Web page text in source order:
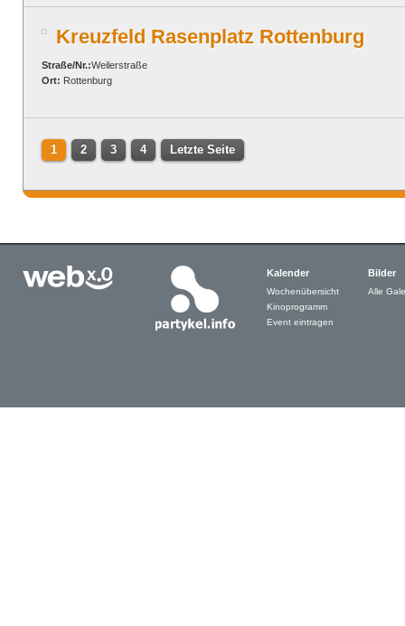
Kreuzfeld Rasenplatz Rottenburg
Straße/Nr.:Weilerstraße
Ort: Rottenburg
1 2 3 4 Letzte Seite
Kalender
Wochenübersicht
Kinoprogramm
Event eintragen
Bilder
Alle